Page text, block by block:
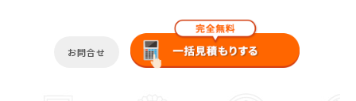
お問合せ